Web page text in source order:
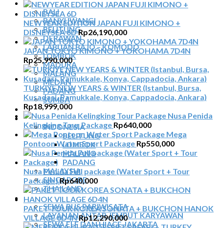
TOUR DOMESTIK
BALI
BANYUWANGI
BELITUNG
DERAWAN
LABUAN BAJO – KOMODO
LOMBOK
MADURA
MALANG
MEDAN
PADANG
SUMBA
TOUR TIGA NEGARA
SEWA MOBIL
INDONESIA
BELITUNG
LOMBOK
MALANG
PADANG
MALAYSIA
SINGAPORE
THAILAND
SEWA BUS
SEWA BUS PARIWISATA
LAYANAN ANTAR JEMPUT KARYAWAN
SEWA ELF DAN HIACE JAKARTA
NEWYEAR EDITION JAPAN FUJI KIMONO +
DISNEYSEA 6DRp26,190,000
JAPAN TOKYO KIMONO + YOKOHAMA 7D4N
Rp25,990,000
TURKIYE NEW YEARS & WINTER (Istanbul, Bursa,
Kusadasi, Pamukkale, Konya, Cappadocia, Ankara)
Rp18,999,000
Nusa Penida
Kelingking Tour Package Rp640,000
Mega
Pontoon Water Sport Package Rp550,000
Nusa Penida Full package (Water Sport + Tour
Package )Rp640,000
PAKET TOUR KOREA SONATA + BUKCHON HANOK
VILLAGE 6D4NRp12,290,000